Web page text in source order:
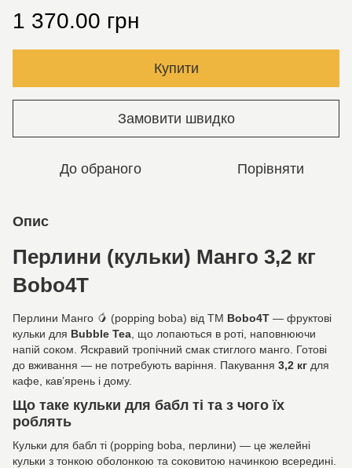
1 370.00 грн
Купити
Замовити швидко
До обраного Порівняти
Опис
Перлини (кульки) Манго 3,2 кг
Bobo4T
Перлини Манго 🥭 (popping boba) від ТМ Bobo4T — фруктові
кульки для Bubble Tea , що лопаються в роті, наповнюючи
напій соком. Яскравий тропічний смак стиглого манго. Готові
до вживання — не потребують варіння. Пакування 3,2 кг для
кафе, кав’ярень і дому.
Що таке кульки для бабл ті та з чого їх
роблять
Кульки для бабл ті (popping boba, перлини) — це желейні
кульки з тонкою оболонкою та соковитою начинкою всередині.